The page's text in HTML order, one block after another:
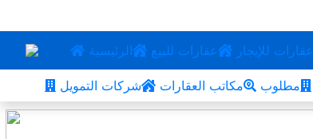
الرئيسية عقارات للبيع عقارات للإيجار
شركات التمويل مكاتب العقارات مطلوب